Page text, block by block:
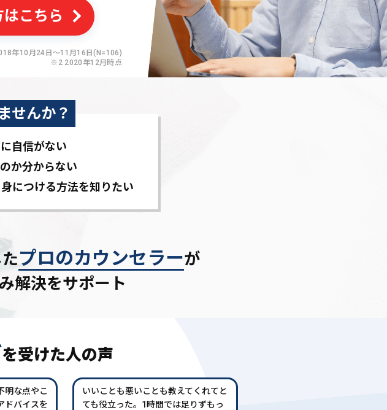
こちら
年10月24日〜11月16日(N=106)
※2 2020年12月時点
せんか？
自信がない
か分からない
身につける方法を知りたい
プロのカウンセラーが
解決をサポート
を受けた人の声
明な点やこ
ドバイスを
いいことも悪いことも教えてくれてと
ても役立った。1時間では足りずもっ